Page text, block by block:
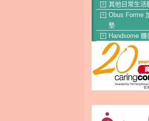
＋ 其他日常生活
＋
Obus Forme
墊
＋ Handsome 腰